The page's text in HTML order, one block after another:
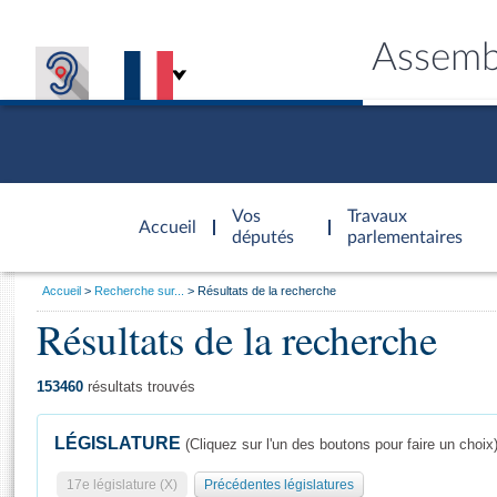
Accueil
d'accueil
Vos
députés
Travaux
parlementaires
Général
Vous
Accueil Recherche sur... Résultats de la recherche
Résultats de la recherche
153460 résultats trouvés
LÉGISLATURE (Cliquez sur l'un des boutons pour faire un choix)
17e législature (X) Précédentes législatures